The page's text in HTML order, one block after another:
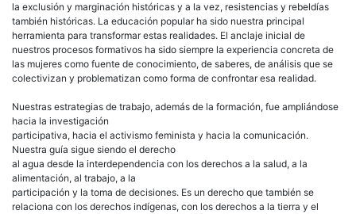
la exclusión y marginación históricas y a la vez, resistencias y rebeldías
también históricas. La educación popular ha sido nuestra principal
herramienta para transformar estas realidades. El anclaje inicial de
nuestros procesos formativos ha sido siempre la experiencia concreta de
las mujeres como fuente de conocimiento, de saberes, de análisis que se
colectivizan y problematizan como forma de confrontar esa realidad.
Nuestras estrategias de trabajo, además de la formación, fue ampliándose
hacia la investigación
participativa, hacia el activismo feminista y hacia la comunicación.
Nuestra guía sigue siendo el derecho
al agua desde la interdependencia con los derechos a la salud, a la
alimentación, al trabajo, a la
participación y la toma de decisiones. Es un derecho que también se
relaciona con los derechos indígenas, con los derechos a la tierra y el